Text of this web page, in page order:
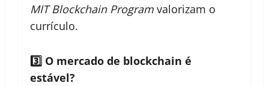
MIT Blockchain Program valorizam o
currículo.
3️⃣ O mercado de blockchain é
estável?